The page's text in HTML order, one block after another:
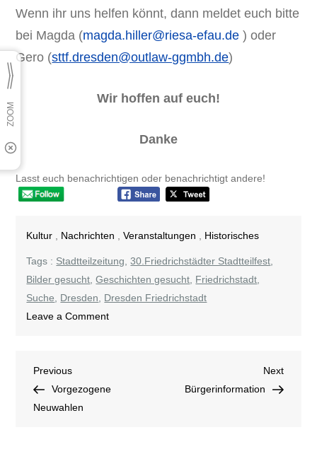
Wenn ihr uns helfen könnt, dann meldet euch bitte
bei Magda (magda.hiller@riesa-efau.de ) oder
Gero (sttf.dresden@outlaw-ggmbh.de)
Wir hoffen auf euch!
Danke
Lasst euch benachrichtigen oder benachrichtigt andere!
Kultur Nachrichten ,Veranstaltungen Historisches
Tags : Stadtteilzeitung ,30.Friedrichstädter Stadtteilfest
Bilder gesucht ,Geschichten gesucht Friedrichstadt
Suche
Dresden
Dresden Friedrichstadt
Leave a Commenton
Beitragsnavigation
Previous
Post
Previous
Vorgezogene
Neuwahlen
Next
Post
Next
Bürgerinformation